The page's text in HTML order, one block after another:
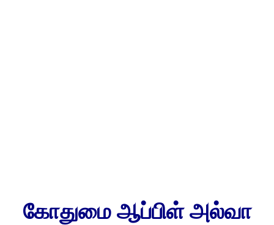
கோதுமை ஆப்பிள் அல்வா